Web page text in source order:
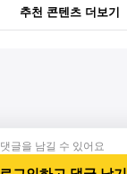
추천 콘텐츠 더보기
댓글을 남길 수 있어요